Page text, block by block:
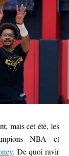
mais cet été, les
NBA et
. De quoi ravir